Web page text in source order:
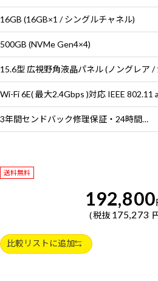
16GB (16GB×1 / シングルチャネル)
500GB (NVMe Gen4×4)
3年間センドバック修理保証・24時間×365日電話サポート
送料無料
192,800
税抜 175,273
比較リストに追加